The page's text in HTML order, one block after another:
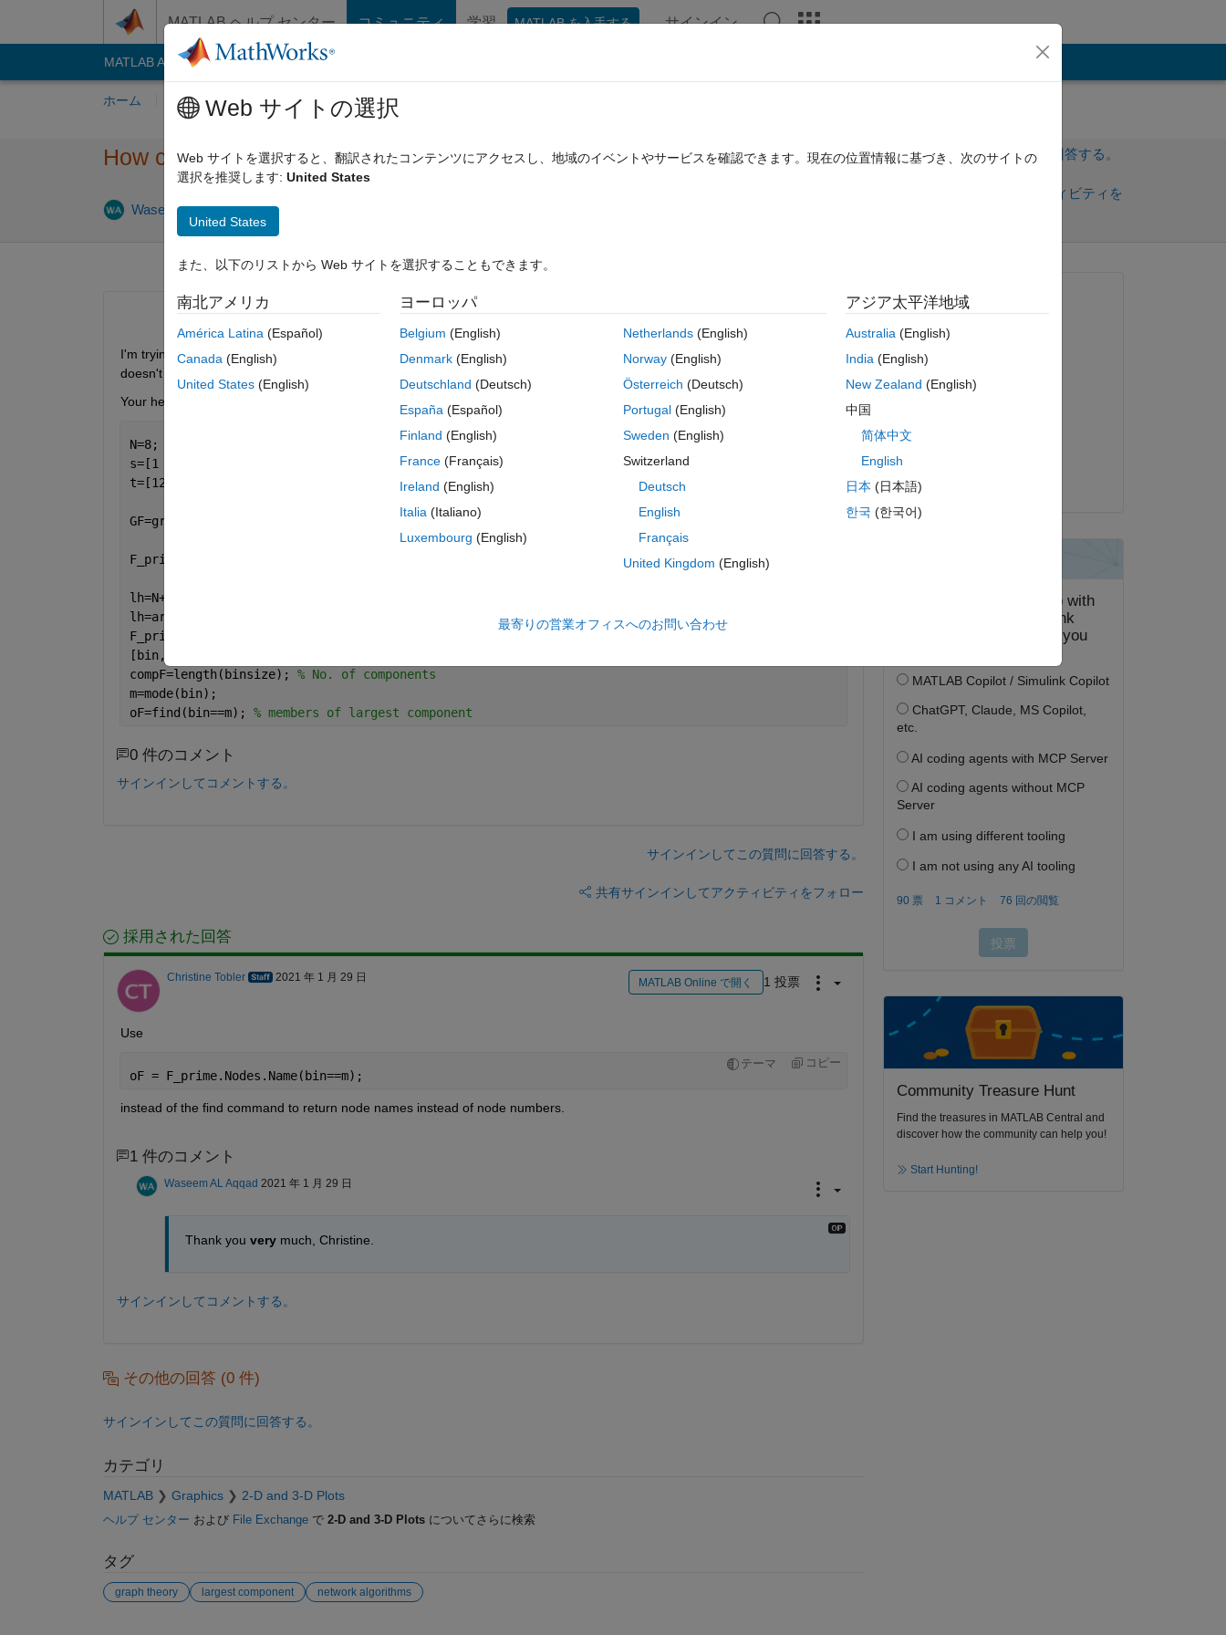
MATLAB ヘルプ センター コミュニティ 学習 MATLAB を入手する サインイン
MATLAB Answers File Exchange
ホーム 質問する 回答 閲覧 MATLAB に関する FAQ
How can I find the Members of the largest component of a graph?
Waseem AL Aqqad 2021 1 月 29
サインインしてこの質問に回答する。
サインインしてアクティビティを
0 投票
I'm trying to find the members of the largest component of a graph that I added names to it's nodes, however my code below
doesn't show the members as the names I added. It shows numeric values.
Your help would be appreciated!
N=8;
s=[1	4	4	5	6	7	8	9	9	10	10	10	10	11];
t=[12	6	11	13	14	15	16	10	15	11	13	14	16	12];
GF=graph(s,t);
F_prime = subgraph(GF,N+1:N+N);
lh=N+1:N+N;
lh=arrayfun(@num2str,lh,
F_prime.Nodes.Name=lh';
[bin,binsize]=conncomp(F_prime);
compF=length(binsize); % No. of components
m=mode(bin);
oF=find(bin==m); % members of largest component
0 件のコメント
サインインしてコメントする。
サインインしてこの質問に回答する。
共有サインインしてアクティビティをフォロー
採用された回答
Christine Tobler 2021 年 1 月 29 日 MATLAB Online で開く 1 投票
Use
テーマ コピー
oF = F_prime.Nodes.Name(bin==m);
instead of the find command to return node names instead of node numbers.
1 件のコメント
Waseem AL Aqqad 2021 年 1 月 29 日
Thank you very much, Christine.
サインインしてコメントする。
その他の回答 (0 件)
サインインしてこの質問に回答する。
カテゴリ
MATLAB Graphics 2-D and 3-D Plots
ヘルプ センター および File Exchangeで 2-D and 3-D Plotsについてさらに検索
タグ
graph theory largest component network algorithms
質問済み:
2021 年 1 月 29 日
コメント済み:
採用済み:
Community Treasure Hunt
Find the treasures in MATLAB Central and
discover how the community can help you!
Start Hunting!
Web サイトの選択
Web サイトを選択すると、翻訳されたコンテンツにアクセスし、地域のイベントやサービスを確認できます。現在の位置情報に基づき、次のサイトの
選択を推奨します: United States
United States
また、以下のリストから Web サイトを選択することもできます。
南北アメリカ
América Latina (Español)
Canada (English)
United States (English)
ヨーロッパ
Belgium (English)
Denmark (English)
Deutschland (Deutsch)
España (Español)
Finland (English)
France (Français)
Ireland (English)
Italia (Italiano)
Luxembourg (English)
Netherlands(English)
Norway(English)
Österreich (Deutsch)
Portugal(English)
Sweden (English)
Switzerland
Deutsch
English
Français
United Kingdom (English)
アジア太平洋地域
Australia(English)
India(English)
New Zealand (English)
中国
简体中文
English
日本 (日本語)
한국 (한국어)
最寄りの営業オフィスへのお問い合わせ